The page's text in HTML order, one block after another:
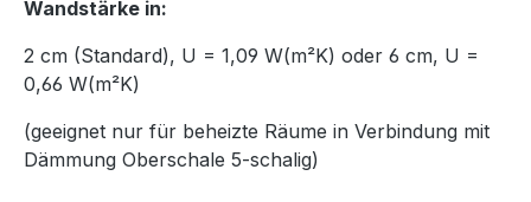
Wandstärke in:
2 cm (Standard), U = 1,09 W(m²K) oder 6 cm, U =
0,66 W(m²K)
(geeignet nur für beheizte Räume in Verbindung mit
Dämmung Oberschale 5-schalig)